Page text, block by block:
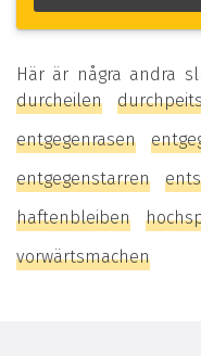
Här är några andra
durcheilen
entgegenrasen
entgegenstarren
haftenbleiben
vorwärtsmachen